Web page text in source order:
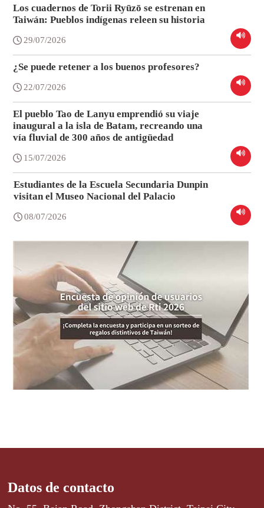
Los cuadernos de Torii Ryūzō se estrenan en
Taiwán: Pueblos indígenas releen su historia
29/07/2026
¿Se puede retener a los buenos profesores?
22/07/2026
El pueblo Tao de Lanyu emprendió su viaje
inaugural a la isla de Batam, recreando una
vía fluvial de 300 años de antigüedad
15/07/2026
Estudiantes de la Escuela Secundaria Dunpin
visitan el Museo Nacional del Palacio
08/07/2026
Datos de contacto